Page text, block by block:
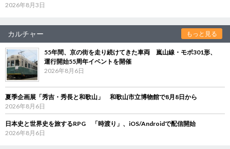
2026年8月3日
カルチャー もっと見る
55年間、京の街を走り続けてきた車両 嵐山線・モボ301形、
運行開始55周年イベントを開催
2026年8月6日
夏季企画展「秀吉・秀長と和歌山」 和歌山市立博物館で8月8日から
2026年8月6日
日本史と世界史を旅するRPG 「時渡り」、iOS/Androidで配信開始
2026年8月6日